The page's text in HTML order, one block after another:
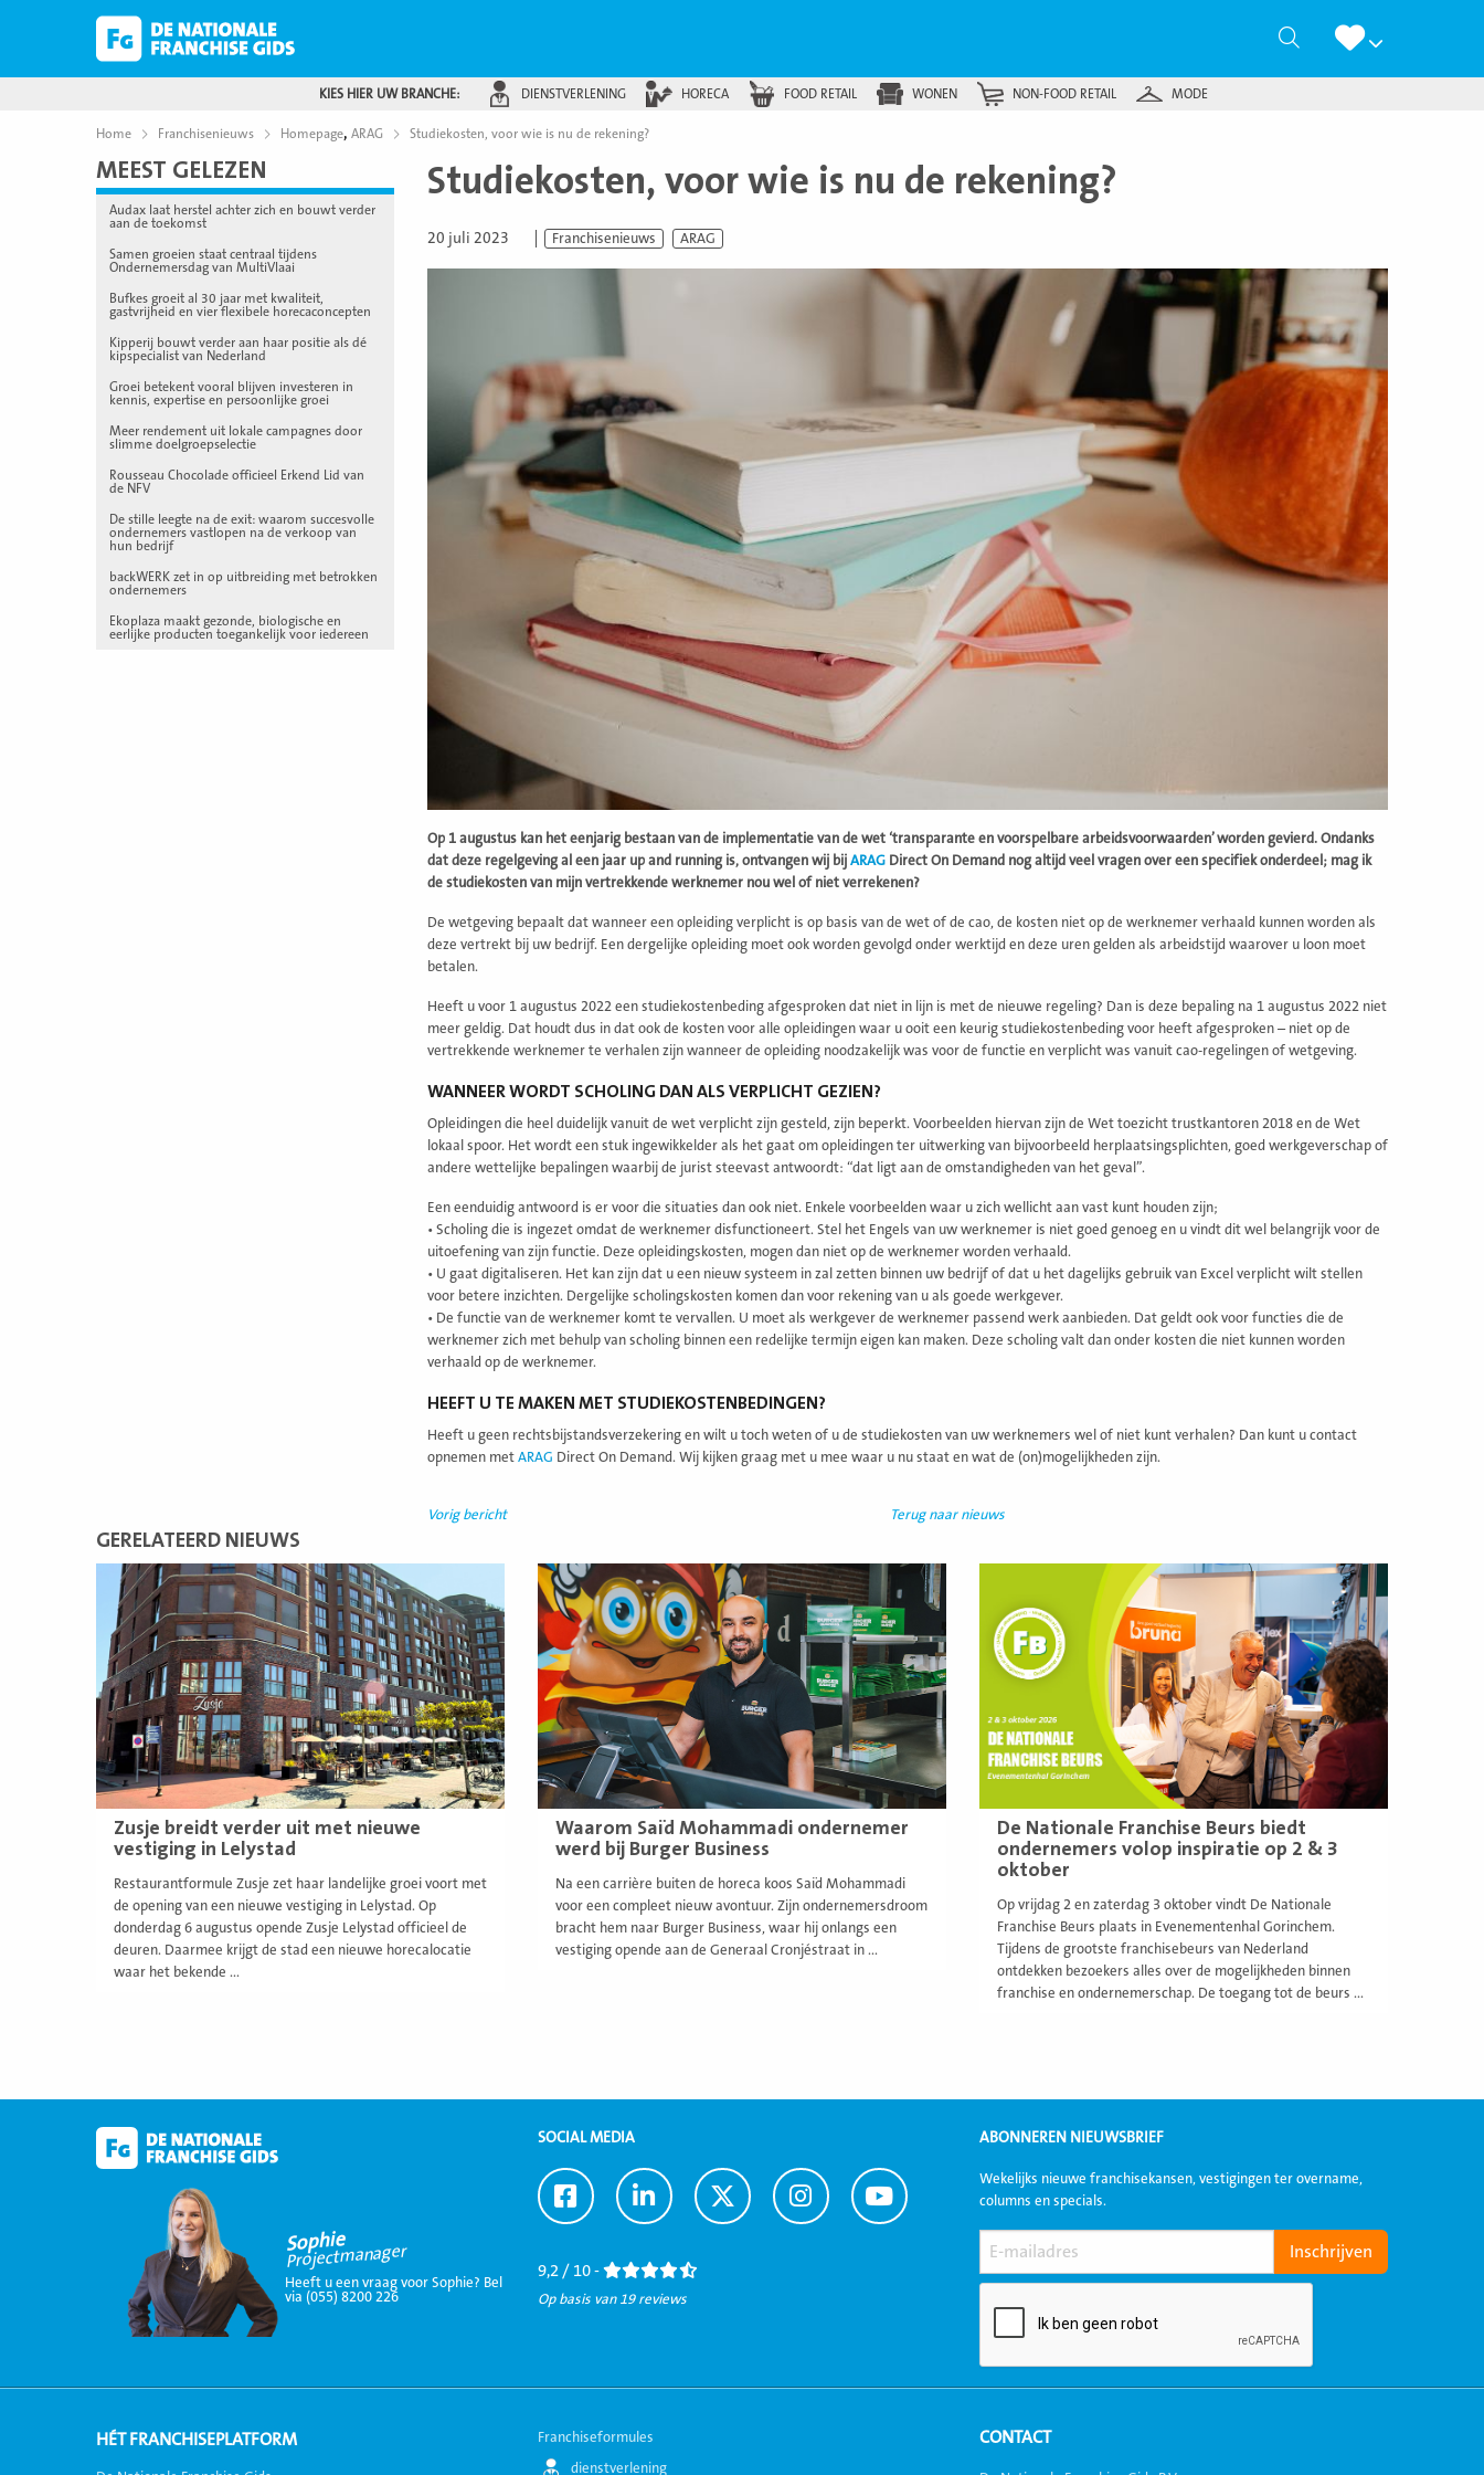
Zoeken
KIES HIER UW BRANCHE: DIENSTVERLENING HORECA FOOD RETAIL WONEN NON-FOOD RETAIL MODE
Home Franchisenieuws Homepage, ARAG Studiekosten, voor wie is nu de rekening?
MEEST GELEZEN
Audax laat herstel achter zich en bouwt verder
aan de toekomst
Samen groeien staat centraal tijdens
Ondernemersdag van MultiVlaai
Bufkes groeit al 30 jaar met kwaliteit,
gastvrijheid en vier flexibele horecaconcepten
Kipperij bouwt verder aan haar positie als dé
kipspecialist van Nederland
Groei betekent vooral blijven investeren in
kennis, expertise en persoonlijke groei
Meer rendement uit lokale campagnes door
slimme doelgroepselectie
Rousseau Chocolade officieel Erkend Lid van
de NFV
De stille leegte na de exit: waarom succesvolle
ondernemers vastlopen na de verkoop van
hun bedrijf
backWERK zet in op uitbreiding met betrokken
ondernemers
Ekoplaza maakt gezonde, biologische en
eerlijke producten toegankelijk voor iedereen
Studiekosten, voor wie is nu de rekening?
20 juli 2023 Franchisenieuws ARAG
Op 1 augustus kan het eenjarig bestaan van de implementatie van de wet ‘transparante en voorspelbare arbeidsvoorwaarden’ worden gevierd. Ondanks
dat deze regelgeving al een jaar up and running is, ontvangen wij bij ARAG Direct On Demand nog altijd veel vragen over een specifiek onderdeel; mag ik
de studiekosten van mijn vertrekkende werknemer nou wel of niet verrekenen?
De wetgeving bepaalt dat wanneer een opleiding verplicht is op basis van de wet of de cao, de kosten niet op de werknemer verhaald kunnen worden als
deze vertrekt bij uw bedrijf. Een dergelijke opleiding moet ook worden gevolgd onder werktijd en deze uren gelden als arbeidstijd waarover u loon moet
betalen.
Heeft u voor 1 augustus 2022 een studiekostenbeding afgesproken dat niet in lijn is met de nieuwe regeling? Dan is deze bepaling na 1 augustus 2022 niet
meer geldig. Dat houdt dus in dat ook de kosten voor alle opleidingen waar u ooit een keurig studiekostenbeding voor heeft afgesproken – niet op de
vertrekkende werknemer te verhalen zijn wanneer de opleiding noodzakelijk was voor de functie en verplicht was vanuit cao-regelingen of wetgeving.
WANNEER WORDT SCHOLING DAN ALS VERPLICHT GEZIEN?
Opleidingen die heel duidelijk vanuit de wet verplicht zijn gesteld, zijn beperkt. Voorbeelden hiervan zijn de Wet toezicht trustkantoren 2018 en de Wet
lokaal spoor. Het wordt een stuk ingewikkelder als het gaat om opleidingen ter uitwerking van bijvoorbeeld herplaatsingsplichten, goed werkgeverschap of
andere wettelijke bepalingen waarbij de jurist steevast antwoordt: “dat ligt aan de omstandigheden van het geval”.
Een eenduidig antwoord is er voor die situaties dan ook niet. Enkele voorbeelden waar u zich wellicht aan vast kunt houden zijn;
• Scholing die is ingezet omdat de werknemer disfunctioneert. Stel het Engels van uw werknemer is niet goed genoeg en u vindt dit wel belangrijk voor de
uitoefening van zijn functie. Deze opleidingskosten, mogen dan niet op de werknemer worden verhaald.
• U gaat digitaliseren. Het kan zijn dat u een nieuw systeem in zal zetten binnen uw bedrijf of dat u het dagelijks gebruik van Excel verplicht wilt stellen
voor betere inzichten. Dergelijke scholingskosten komen dan voor rekening van u als goede werkgever.
• De functie van de werknemer komt te vervallen. U moet als werkgever de werknemer passend werk aanbieden. Dat geldt ook voor functies die de
werknemer zich met behulp van scholing binnen een redelijke termijn eigen kan maken. Deze scholing valt dan onder kosten die niet kunnen worden
verhaald op de werknemer.
HEEFT U TE MAKEN MET STUDIEKOSTENBEDINGEN?
Heeft u geen rechtsbijstandsverzekering en wilt u toch weten of u de studiekosten van uw werknemers wel of niet kunt verhalen? Dan kunt u contact
opnemen met ARAG Direct On Demand. Wij kijken graag met u mee waar u nu staat en wat de (on)mogelijkheden zijn.
Vorig bericht Terug naar nieuws
GERELATEERD NIEUWS
Zusje breidt verder uit met nieuwe
vestiging in Lelystad
Restaurantformule Zusje zet haar landelijke groei voort met
de opening van een nieuwe vestiging in Lelystad. Op
donderdag 6 augustus opende Zusje Lelystad officieel de
deuren. Daarmee krijgt de stad een nieuwe horecalocatie
waar het bekende ...
Lees
meer
Waarom Saïd Mohammadi ondernemer
werd bij Burger Business
Na een carrière buiten de horeca koos Saïd Mohammadi
voor een compleet nieuw avontuur. Zijn ondernemersdroom
bracht hem naar Burger Business, waar hij onlangs een
vestiging opende aan de Generaal Cronjéstraat in ...
Lees
meer
De Nationale Franchise Beurs biedt
ondernemers volop inspiratie op 2 & 3
oktober
Op vrijdag 2 en zaterdag 3 oktober vindt De Nationale
Franchise Beurs plaats in Evenementenhal Gorinchem.
Tijdens de grootste franchisebeurs van Nederland
ontdekken bezoekers alles over de mogelijkheden binnen
franchise en ondernemerschap. De toegang tot de beurs ...
Sophie
Projectmanager
Heeft u een vraag voor Sophie? Bel
via (055) 8200 226
SOCIAL MEDIA
Ga
naar
Ga
naar
Ga
naar
Ga
naar
Ga
naar
9,2 / 10 -
Op basis van 19 reviews
ABONNEREN NIEUWSBRIEF
Wekelijks nieuwe franchisekansen, vestigingen ter overname,
columns en specials.
HÉT FRANCHISEPLATFORM
Franchiseformules
dienstverlening
CONTACT